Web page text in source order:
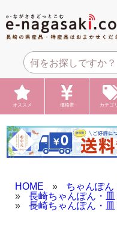
オススメ 価格帯 カテゴ
HOME »
ちゃんぽん
»
長崎ちゃんぽん・皿
»
長崎ちゃんぽん・